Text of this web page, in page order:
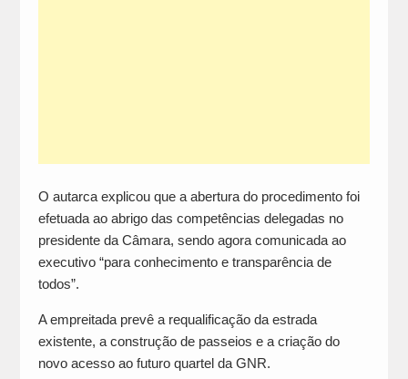
O autarca explicou que a abertura do procedimento foi
efetuada ao abrigo das competências delegadas no
presidente da Câmara, sendo agora comunicada ao
executivo “para conhecimento e transparência de
todos”.
A empreitada prevê a requalificação da estrada
existente, a construção de passeios e a criação do
novo acesso ao futuro quartel da GNR.